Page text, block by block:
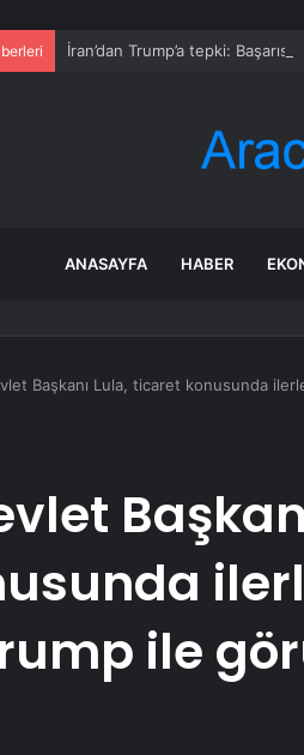
İran’dan Trump’a tepki:
ANASAYFA HABER
Başkanı Lula, ticaret konusunda
ile